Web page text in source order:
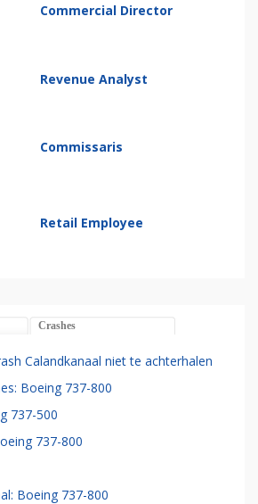
Commercial Director
Revenue Analyst
Commissaris
Retail Employee
Crashes
Calandkanaal niet te achterhalen
Boeing 737-800
737-500
737-800
Boeing 737-800